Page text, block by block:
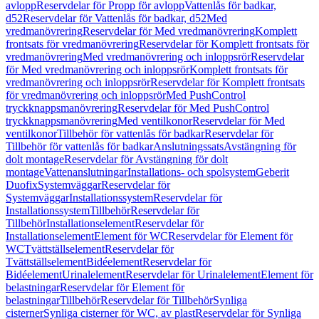
avloppReservdelar för Propp för avloppVattenlås för badkar,
d52Reservdelar för Vattenlås för badkar, d52Med
vredmanövreringReservdelar för Med vredmanövreringKomplett
frontsats för vredmanövreringReservdelar för Komplett frontsats för
vredmanövreringMed vredmanövrering och inloppsrörReservdelar
för Med vredmanövrering och inloppsrörKomplett frontsats för
vredmanövrering och inloppsrörReservdelar för Komplett frontsats
för vredmanövrering och inloppsrörMed PushControl
tryckknappsmanövreringReservdelar för Med PushControl
tryckknappsmanövreringMed ventilkonorReservdelar för Med
ventilkonorTillbehör för vattenlås för badkarReservdelar för
Tillbehör för vattenlås för badkarAnslutningssatsAvstängning för
dolt montageReservdelar för Avstängning för dolt
montageVattenanslutningarInstallations- och spolsystemGeberit
DuofixSystemväggarReservdelar för
SystemväggarInstallationssystemReservdelar för
InstallationssystemTillbehörReservdelar för
TillbehörInstallationselementReservdelar för
InstallationselementElement för WCReservdelar för Element för
WCTvättställselementReservdelar för
TvättställselementBidéelementReservdelar för
BidéelementUrinalelementReservdelar för UrinalelementElement för
belastningarReservdelar för Element för
belastningarTillbehörReservdelar för TillbehörSynliga
cisternerSynliga cisterner för WC, av plastReservdelar för Synliga